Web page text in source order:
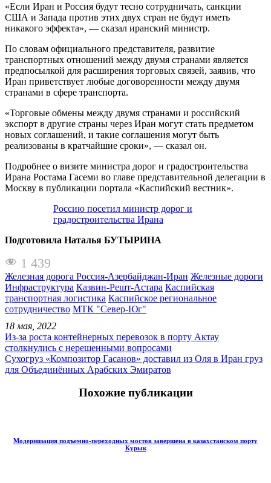
«Если Иран и Россия будут тесно сотрудничать, санкции
США и Запада против этих двух стран не будут иметь
никакого эффекта», — сказал иранский министр.
По словам официального представителя, развитие
транспортных отношений между двумя странами является
предпосылкой для расширения торговых связей, заявив, что
Иран приветствует любые договоренности между двумя
странами в сфере транспорта.
«Торговые обмены между двумя странами и российский
экспорт в другие страны через Иран могут стать предметом
новых соглашений, и такие соглашения могут быть
реализованы в кратчайшие сроки», — сказал он.
Подробнее о визите министра дорог и градостроительства
Ирана Ростама Гасеми во главе представительной делегации в
Москву в публикации портала «Каспийский вестник».
Россию посетил министр дорог и
градостроительства Ирана
Подготовила Наталья БУТЫРИНА
1 439
Железная дорога Россия-Азербайджан-Иран Железные дороги
Инфраструктура Казвин-Решт-Астара Каспийская
транспортная логистика Каспийское региональное
сотрудничество МТК "Север-Юг"
18 мая, 2022
Из-за роста контейнерных перевозок в порту Актау
столкнулись с нерешенными вопросами
Сухогруз «Композитор Гасанов» доставил из Оля в Иран груз
для Объединённых Арабских Эмиратов
Похожие публикации
Модернизация подъемно-переходных мостов завершена в казахстанском порту
Курык